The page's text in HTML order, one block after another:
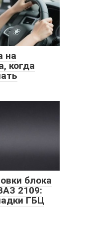
на
когда
блока
2109:
ГБЦ